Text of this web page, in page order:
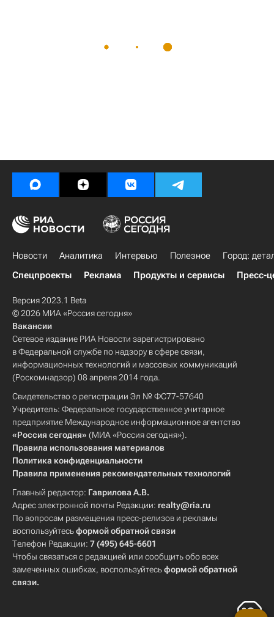
Новости Аналитика Интервью Полезное
Город:
Спецпроекты
Реклама Продукты и сервисы Пресс-
Версия 2023.1 Beta
© 2026 МИА «Россия сегодня»
Вакансии
Сетевое издание РИА Новости зарегистрировано
в Федеральной службе по надзору в сфере связи,
информационных технологий и массовых коммуникаций
(Роскомнадзор) 08 апреля 2014 года.
Свидетельство о регистрации Эл № ФС77-57640
Учредитель: Федеральное государственное унитарное
предприятие Международное информационное агентство
«Россия сегодня» (МИА «Россия сегодня»).
Правила использования материалов
Политика конфиденциальности
Правила применения рекомендательных технологий
Главный редактор: Гаврилова А.В.
Адрес электронной почты Редакции: realty@ria.ru
По вопросам размещения пресс-релизов и рекламы
воспользуйтесьформой обратной связи
Телефон Редакции: 7 (495) 645-6601
Чтобы связаться с редакцией или сообщить обо всех
замеченных ошибках, воспользуйтесьформой обратной
связи.